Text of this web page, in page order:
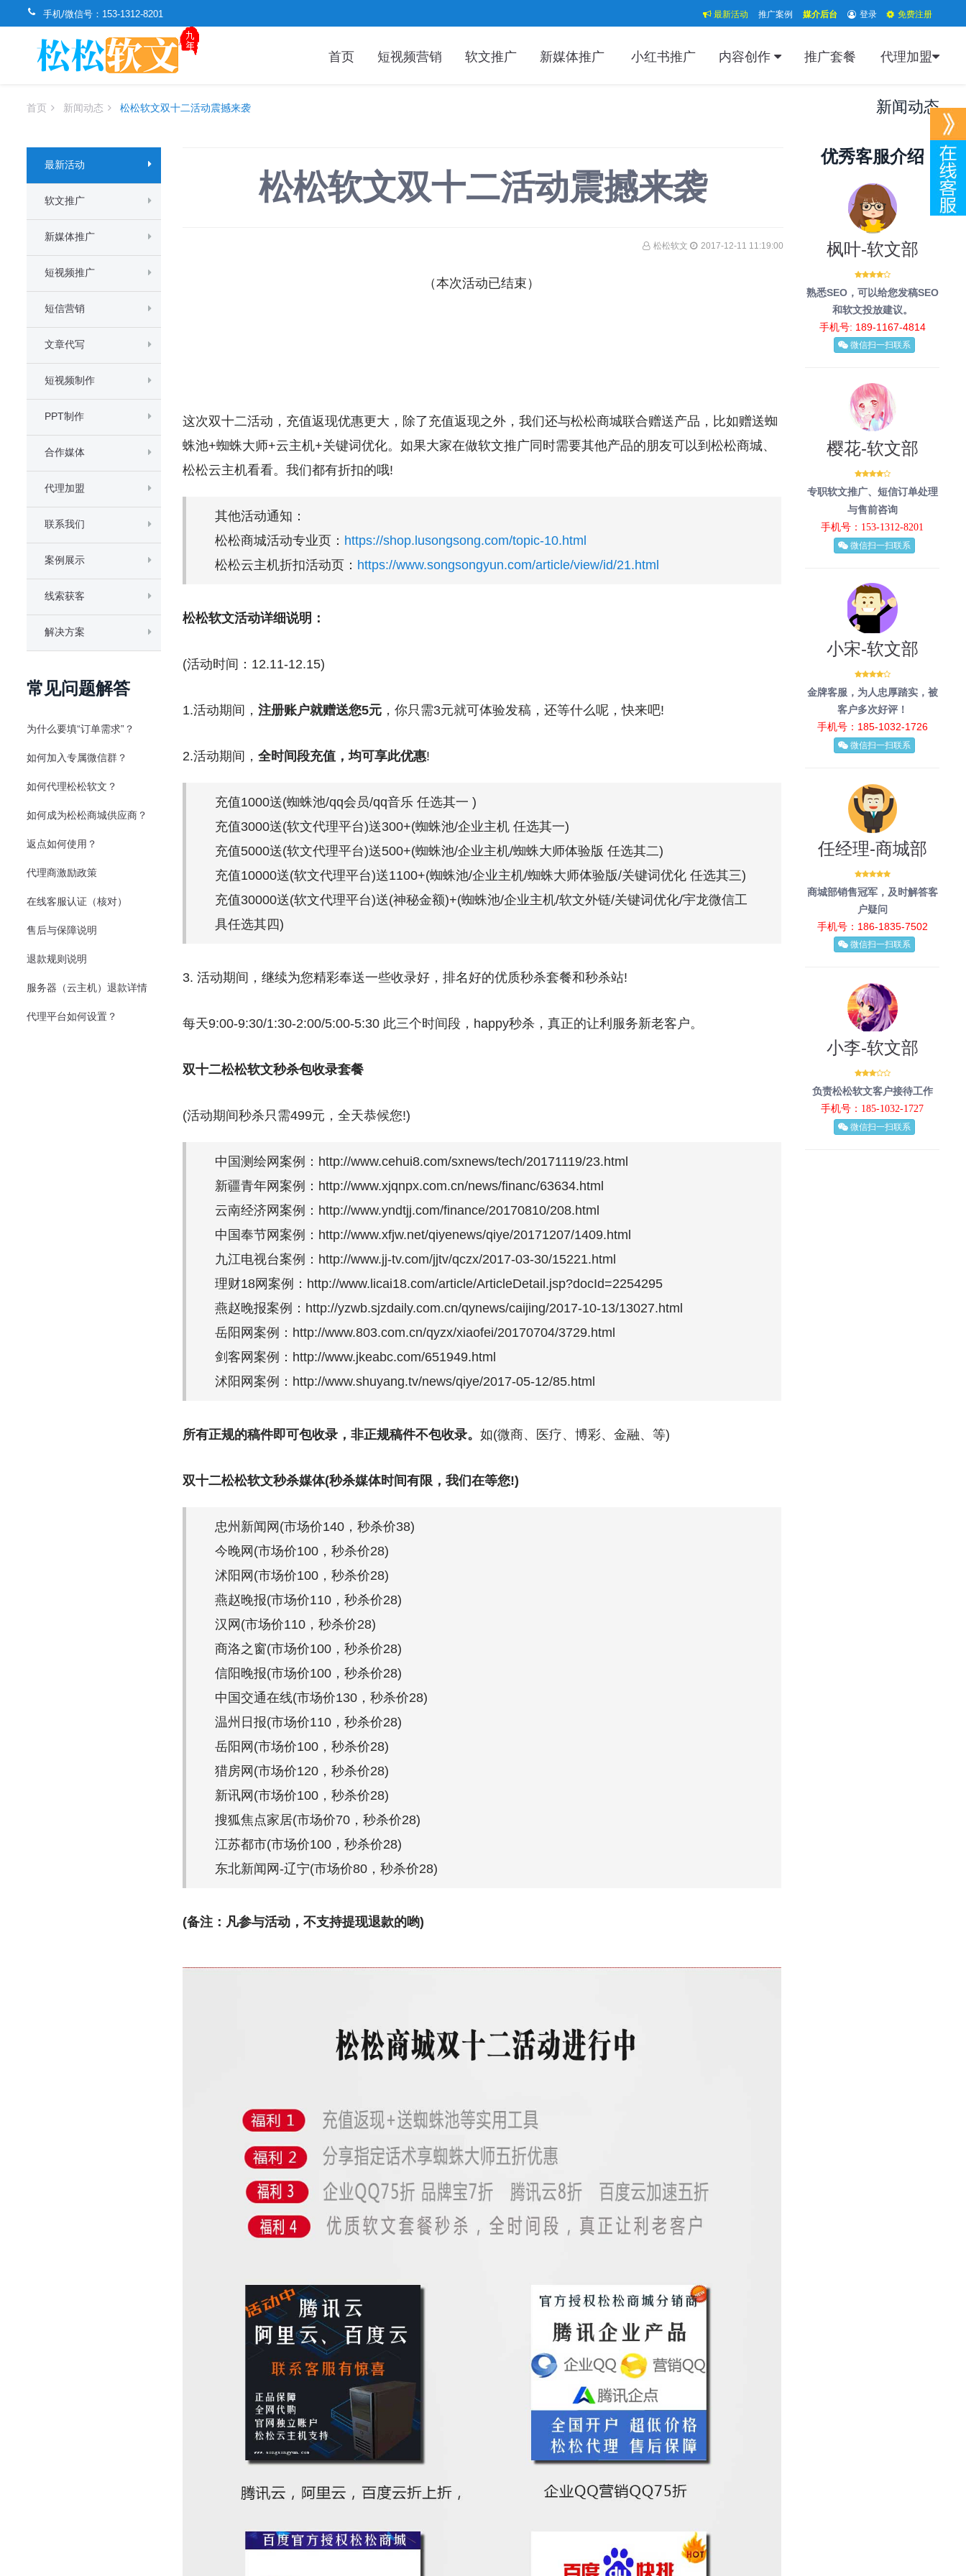
手机/微信号： 153-1312-8201 最新活动 推广案例 媒介后台 登录 免费注册
首页 短视频营销 软文推广 新媒体推广 小红书推广 内容创作 推广套餐 代理加盟
首页 新闻动态 松松软文双十二活动震撼来袭 新闻动态
最新活动
软文推广
新媒体推广
短视频推广
短信营销
文章代写
短视频制作
PPT制作
合作媒体
代理加盟
联系我们
案例展示
线索获客
解决方案
常见问题解答
为什么要填“订单需求”？
如何加入专属微信群？
如何代理松松软文？
如何成为松松商城供应商？
返点如何使用？
代理商激励政策
在线客服认证（核对）
售后与保障说明
退款规则说明
服务器（云主机）退款详情
代理平台如何设置？
松松软文双十二活动震撼来袭
松松软文 2017-12-11 11:19:00
（本次活动已结束 ）
这次双十二活动，充值返现优惠更大，除了充值返现之外，我们还与松松商城联合赠送产品，比如赠送蜘
蛛池+蜘蛛大师+云主机+关键词优化。如果大家在做软文推广同时需要其他产品的朋友可以到松松商城、
松松云主机看看。我们都有折扣的哦!
其他活动通知：
松松商城活动专业页： https://shop.lusongsong.com/topic-10.html
松松云主机折扣活动页： https://www.songsongyun.com/article/view/id/21.html
松松软文活动详细说明：
(活动时间：12.11-12.15)
1.活动期间， 注册账户就赠送您5元，你只需3元就可体验发稿，还等什么呢，快来吧!
2.活动期间， 全时间段充值，均可享此优惠!
充值1000送(蜘蛛池/qq会员/qq音乐 任选其一 )
充值3000送(软文代理平台)送300+(蜘蛛池/企业主机 任选其一)
充值5000送(软文代理平台)送500+(蜘蛛池/企业主机/蜘蛛大师体验版 任选其二)
充值10000送(软文代理平台)送1100+(蜘蛛池/企业主机/蜘蛛大师体验版/关键词优化 任选其三)
充值30000送(软文代理平台)送(神秘金额)+(蜘蛛池/企业主机/软文外链/关键词优化/宇龙微信工
具任选其四)
3. 活动期间，继续为您精彩奉送一些收录好，排名好的优质秒杀套餐和秒杀站!
每天9:00-9:30/1:30-2:00/5:00-5:30 此三个时间段，happy秒杀，真正的让利服务新老客户。
双十二松松软文秒杀包收录套餐
(活动期间秒杀只需499元，全天恭候您!)
中国测绘网案例：http://www.cehui8.com/sxnews/tech/20171119/23.html
新疆青年网案例：http://www.xjqnpx.com.cn/news/financ/63634.html
云南经济网案例：http://www.yndtjj.com/finance/20170810/208.html
中国奉节网案例：http://www.xfjw.net/qiyenews/qiye/20171207/1409.html
九江电视台案例：http://www.jj-tv.com/jjtv/qczx/2017-03-30/15221.html
理财18网案例：http://www.licai18.com/article/ArticleDetail.jsp?docId=2254295
燕赵晚报案例：http://yzwb.sjzdaily.com.cn/qynews/caijing/2017-10-13/13027.html
岳阳网案例：http://www.803.com.cn/qyzx/xiaofei/20170704/3729.html
剑客网案例：http://www.jkeabc.com/651949.html
沭阳网案例：http://www.shuyang.tv/news/qiye/2017-05-12/85.html
所有正规的稿件即可包收录，非正规稿件不包收录。 如(微商、医疗、博彩、金融、等)
双十二松松软文秒杀媒体(秒杀媒体时间有限，我们在等您!)
忠州新闻网(市场价140，秒杀价38)
今晚网(市场价100，秒杀价28)
沭阳网(市场价100，秒杀价28)
燕赵晚报(市场价110，秒杀价28)
汉网(市场价110，秒杀价28)
商洛之窗(市场价100，秒杀价28)
信阳晚报(市场价100，秒杀价28)
中国交通在线(市场价130，秒杀价28)
温州日报(市场价110，秒杀价28)
岳阳网(市场价100，秒杀价28)
猎房网(市场价120，秒杀价28)
新讯网(市场价100，秒杀价28)
搜狐焦点家居(市场价70，秒杀价28)
江苏都市(市场价100，秒杀价28)
东北新闻网-辽宁(市场价80，秒杀价28)
(备注：凡参与活动，不支持提现退款的哟)
优秀客服介绍
枫叶-软文部
熟悉SEO，可以给您发稿SEO
和软文投放建议。
手机号: 189-1167-4814
微信扫一扫联系
樱花-软文部
专职软文推广、短信订单处理
与售前咨询
手机号：153-1312-8201
微信扫一扫联系
小宋-软文部
金牌客服，为人忠厚踏实，被
客户多次好评！
手机号：185-1032-1726
微信扫一扫联系
任经理-商城部
商城部销售冠军，及时解答客
户疑问
手机号：186-1835-7502
微信扫一扫联系
小李-软文部
负责松松软文客户接待工作
手机号：185-1032-1727
微信扫一扫联系